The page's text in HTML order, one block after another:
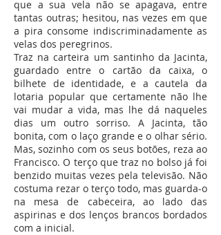
que a sua vela não se apagava, entre
tantas outras; hesitou, nas vezes em que
a pira consome indiscriminadamente as
velas dos peregrinos.
Traz na carteira um santinho da Jacinta,
guardado entre o cartão da caixa, o
bilhete de identidade, e a cautela da
lotaria popular que certamente não lhe
vai mudar a vida, mas lhe dá naqueles
dias um outro sorriso. A Jacinta, tão
bonita, com o laço grande e o olhar sério.
Mas, sozinho com os seus botões, reza ao
Francisco. O terço que traz no bolso já foi
benzido muitas vezes pela televisão. Não
costuma rezar o terço todo, mas guarda-o
na mesa de cabeceira, ao lado das
aspirinas e dos lenços brancos bordados
com a inicial.